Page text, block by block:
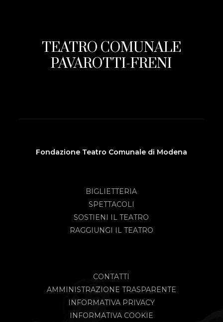
TEATRO COMUNALE
PAVAROTTI-FRENI
Fondazione Teatro Comunale di Modena
BIGLIETTERIA
SPETTACOLI
SOSTIENI IL TEATRO
RAGGIUNGI IL TEATRO
CONTATTI
AMMINISTRAZIONE TRASPARENTE
INFORMATIVA PRIVACY
INFORMATIVA COOKIE